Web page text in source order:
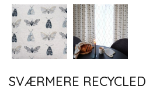
SVÆRMERE RECYCLED